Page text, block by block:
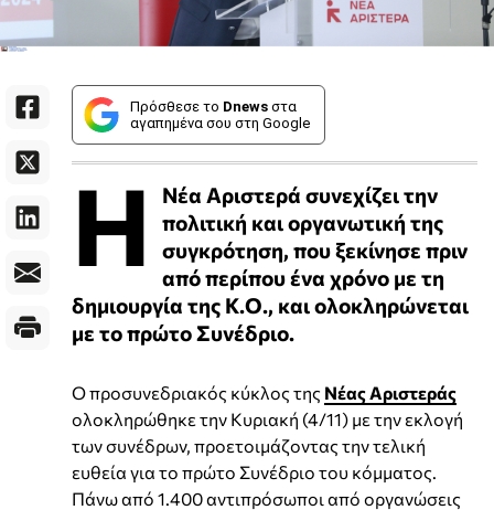
Πρόσθεσε το Dnews στα
αγαπημένα σου στη Google
Η
Νέα Αριστερά συνεχίζει την
πολιτική και οργανωτική της
συγκρότηση, που ξεκίνησε πριν
από περίπου ένα χρόνο με τη
δημιουργία της Κ.Ο., και ολοκληρώνεται
με το πρώτο Συνέδριο.
Ο προσυνεδριακός κύκλος της Νέας Αριστεράς
ολοκληρώθηκε την Κυριακή (4/11) με την εκλογή
των συνέδρων, προετοιμάζοντας την τελική
ευθεία για το πρώτο Συνέδριο του κόμματος.
Πάνω από 1.400 αντιπρόσωποι από οργανώσεις